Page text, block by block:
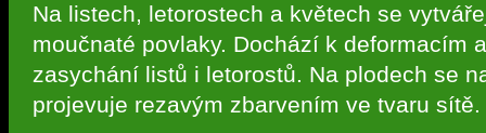
Na listech, letorostech a květech se
moučnaté povlaky. Dochází k deformacím a
zasychání listů i letorostů. Na plodech se
projevuje rezavým zbarvením ve tvaru sítě.